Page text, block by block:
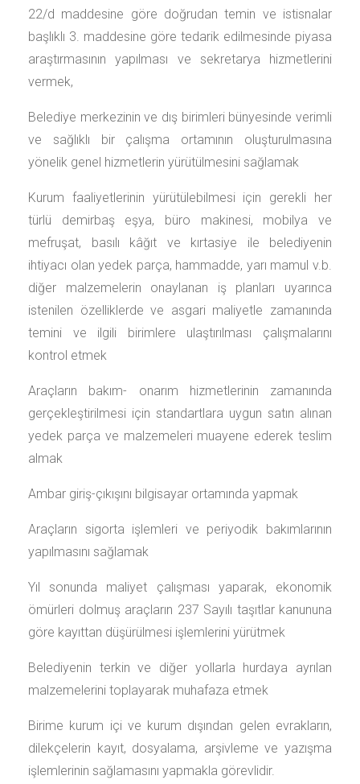
22/d maddesine göre doğrudan temin ve istisnalar
başlıklı 3. maddesine göre tedarik edilmesinde piyasa
araştırmasının yapılması ve sekretarya hizmetlerini
vermek,
Belediye merkezinin ve dış birimleri bünyesinde verimli
ve sağlıklı bir çalışma ortamının oluşturulmasına
yönelik genel hizmetlerin yürütülmesini sağlamak
Kurum faaliyetlerinin yürütülebilmesi için gerekli her
türlü demirbaş eşya, büro makinesi, mobilya ve
mefruşat, basılı kâğıt ve kırtasiye ile belediyenin
ihtiyacı olan yedek parça, hammadde, yarı mamul v.b.
diğer malzemelerin onaylanan iş planları uyarınca
istenilen özelliklerde ve asgari maliyetle zamanında
temini ve ilgili birimlere ulaştırılması çalışmalarını
kontrol etmek
Araçların bakım- onarım hizmetlerinin zamanında
gerçekleştirilmesi için standartlara uygun satın alınan
yedek parça ve malzemeleri muayene ederek teslim
almak
Ambar giriş-çıkışını bilgisayar ortamında yapmak
Araçların sigorta işlemleri ve periyodik bakımlarının
yapılmasını sağlamak
Yıl sonunda maliyet çalışması yaparak, ekonomik
ömürleri dolmuş araçların 237 Sayılı taşıtlar kanununa
göre kayıttan düşürülmesi işlemlerini yürütmek
Belediyenin terkin ve diğer yollarla hurdaya ayrılan
malzemelerini toplayarak muhafaza etmek
Birime kurum içi ve kurum dışından gelen evrakların,
dilekçelerin kayıt, dosyalama, arşivleme ve yazışma
işlemlerinin sağlamasını yapmakla görevlidir.